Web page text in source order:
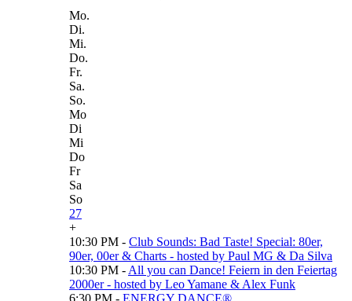
Mo.
Di.
Mi.
Do.
Fr.
Sa.
So.
Mo
Di
Mi
Do
Fr
Sa
So
27
+
10:30 PM - Club Sounds: Bad Taste! Special: 80er,
90er, 00er & Charts - hosted by Paul MG & Da Silva
10:30 PM - All you can Dance! Feiern in den Feiertag
2000er - hosted by Leo Yamane & Alex Funk
6:30 PM - ENERGY DANCE®